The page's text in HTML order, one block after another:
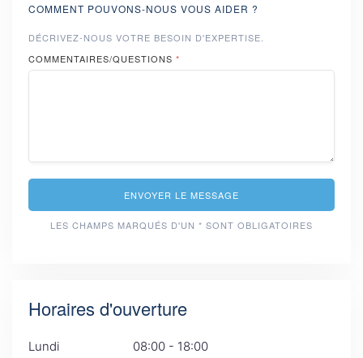
COMMENT POUVONS-NOUS VOUS AIDER ?
DÉCRIVEZ-NOUS VOTRE BESOIN D'EXPERTISE.
COMMENTAIRES/QUESTIONS *
ENVOYER LE MESSAGE
LES CHAMPS MARQUÉS D'UN * SONT OBLIGATOIRES
Horaires d'ouverture
Lundi
08:00 - 18:00